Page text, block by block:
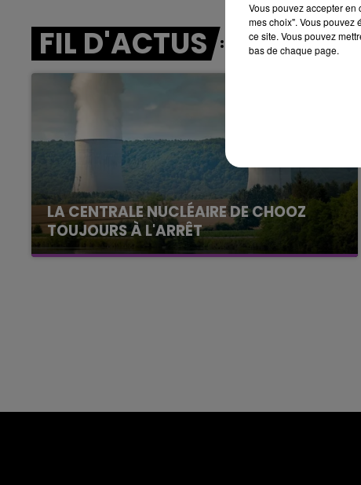
FIL D'ACTUS
LA CENTRALE NUCLÉAIRE DE CHOOZ
TOUJOURS À L'ARRÊT
Cela fait déjà une semaine que la centrale
7h00 - 11h00
Vous pouvez accepter en
mes choix". Vous pouvez
ce site. Vous pouvez
bas de chaque page.